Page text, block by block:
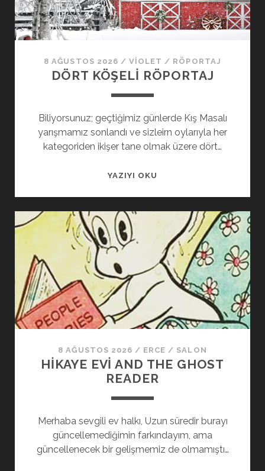
8 AĞUSTOS 2026 / VIOLET / RÖPORTAJ
DÖRT KÖŞELI RÖPORTAJ
Biliyorsunuz; geçtiğimiz günlerde Kış Masalı
yarışmamız sonlandı ve sizleirn oylarıyla her
kategoriden ikişer tane olmak üzere dört…
YAZIYI OKU
8 AĞUSTOS 2026 / ERCE / SALON
HIKAYE EVI AND THE GHOST
READER
Merhaba sevgili ev halkı, Uzun süredir burayı
güncellemediğimin farkındayım, ama
güncellenecek bir gelişmemiz de olmamıştı…